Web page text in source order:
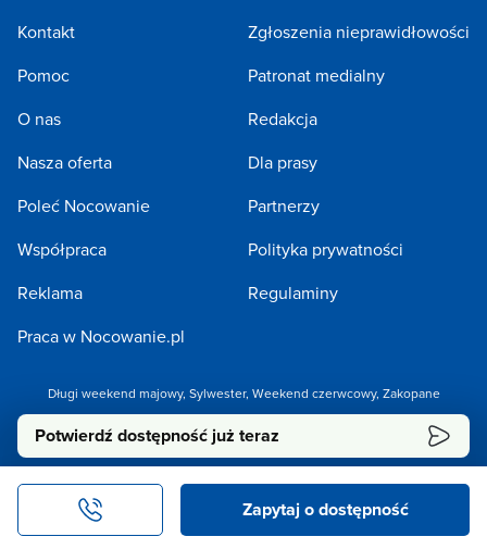
Potwierdź dostępność już teraz
Zapytaj o dostępność
Kontakt
Pomoc
O nas
Nasza oferta
Poleć Nocowanie
Współpraca
Reklama
Praca w Nocowanie.pl
Zgłoszenia nieprawidłowości
Patronat medialny
Redakcja
Dla prasy
Partnerzy
Polityka prywatności
Regulaminy
Długi weekend majowy, Sylwester, Weekend czerwcowy, Zakopane
Copyright 2005-2026 by NOCOWANIE.PL Sp. z o.o.